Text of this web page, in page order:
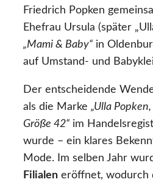
Friedrich Popken
Ehefrau Ursula (später
„Mami & Baby“ in
auf Umstand- und
Der entscheidende
als die Marke „Ulla
Größe 42“ im
wurde – ein klares
Mode. Im selben Jahr
Filialen eröffnet, wodurch